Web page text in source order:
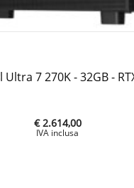
7 270K - 32GB -
€ 2.614,00